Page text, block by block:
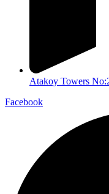
Atakoy Towers
Facebook